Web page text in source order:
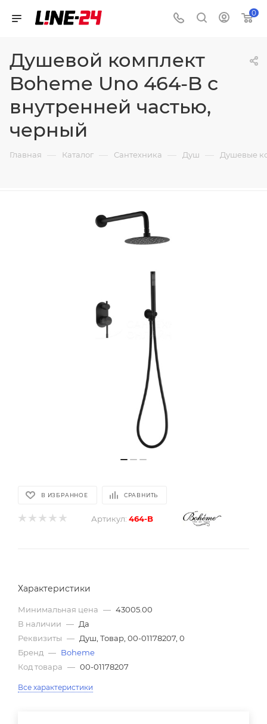
0
Душевой комплект
Boheme Uno 464-B с
внутренней частью,
черный
Главная — Каталог — Сантехника — Душ — Душевые
В ИЗБРАННОЕ СРАВНИТЬ
Артикул: 464-B
Характеристики
Минимальная цена — 43005.00
В наличии — Да
Реквизиты — Душ, Товар, 00-01178207, 0
Бренд — Boheme
Код товара — 00-01178207
Все характеристики